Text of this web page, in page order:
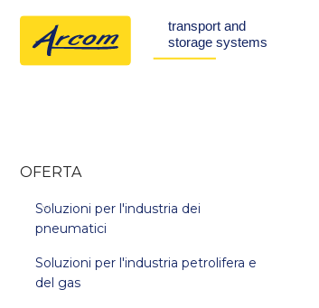
OFERTA
Soluzioni per l'industria dei
pneumatici
Soluzioni per l'industria petrolifera e
del gas